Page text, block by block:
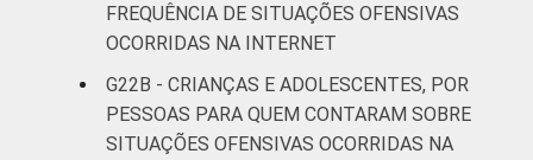
FREQUÊNCIA DE SITUAÇÕES OFENSIVAS
OCORRIDAS NA INTERNET
G22B - CRIANÇAS E ADOLESCENTES, POR
PESSOAS PARA QUEM CONTARAM SOBRE
SITUAÇÕES OFENSIVAS OCORRIDAS NA